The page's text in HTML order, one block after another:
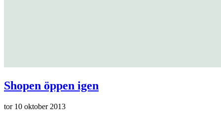
Shopen öppen igen
tor 10 oktober 2013